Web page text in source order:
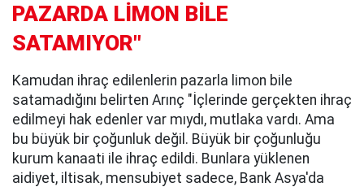
PAZARDA LİMON BİLE
SATAMIYOR"
Kamudan ihraç edilenlerin pazarla limon bile
satamadığını belirten Arınç "İçlerinde gerçekten ihraç
edilmeyi hak edenler var mıydı, mutlaka vardı. Ama
bu büyük bir çoğunluk değil. Büyük bir çoğunluğu
kurum kanaati ile ihraç edildi. Bunlara yüklenen
aidiyet, iltisak, mensubiyet sadece, Bank Asya'da